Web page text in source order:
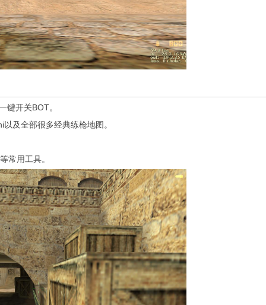
开关BOT。
全部很多经典练枪地图。
用工具。